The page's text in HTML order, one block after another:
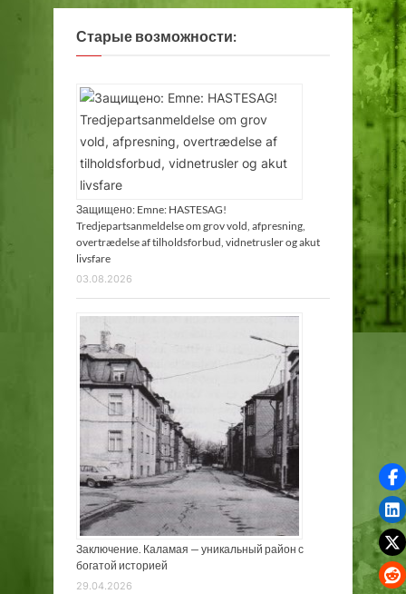
Старые возможности:
Защищено: Emne: HASTESAG!
Tredjepartsanmeldelse om grov vold, afpresning,
overtrædelse af tilholdsforbud, vidnetrusler og akut
livsfare
03.08.2026
Заключение. Каламая — уникальный район с
богатой историей
29.04.2026